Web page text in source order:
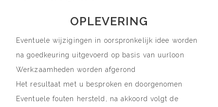
OPLEVERING
Eventuele wijzigingen in oorspronkelijk idee worden
na goedkeuring uitgevoerd op basis van uurloon
Werkzaamheden worden afgerond
Het resultaat met u besproken en doorgenomen
Eventuele fouten hersteld, na akkoord volgt de